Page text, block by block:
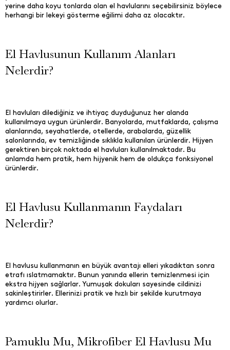
yerine daha koyu tonlarda olan el havlularını seçebilirsiniz böylece
herhangi bir lekeyi gösterme eğilimi daha az olacaktır.
El Havlusunun Kullanım Alanları
Nelerdir?
El havluları dilediğiniz ve ihtiyaç duyduğunuz her alanda
kullanılmaya uygun ürünlerdir. Banyolarda, mutfaklarda, çalışma
alanlarında, seyahatlerde, otellerde, arabalarda, güzellik
salonlarında, ev temizliğinde sıklıkla kullanılan ürünlerdir. Hijyen
gerektiren birçok noktada el havluları kullanılmaktadır. Bu
anlamda hem pratik, hem hijyenik hem de oldukça fonksiyonel
ürünlerdir.
El Havlusu Kullanmanın Faydaları
Nelerdir?
El havlusu kullanmanın en büyük avantajı elleri yıkadıktan sonra
etrafı ıslatmamaktır. Bunun yanında ellerin temizlenmesi için
ekstra hijyen sağlarlar. Yumuşak dokuları sayesinde cildinizi
sakinleştirirler. Ellerinizi pratik ve hızlı bir şekilde kurutmaya
yardımcı olurlar.
Pamuklu Mu, Mikrofiber El Havlusu Mu